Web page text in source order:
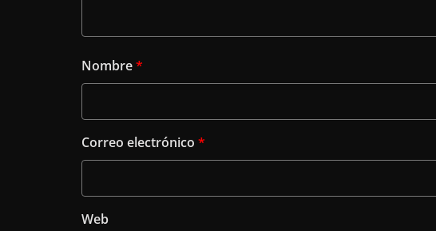
Nombre*
Correo electrónico *
Web